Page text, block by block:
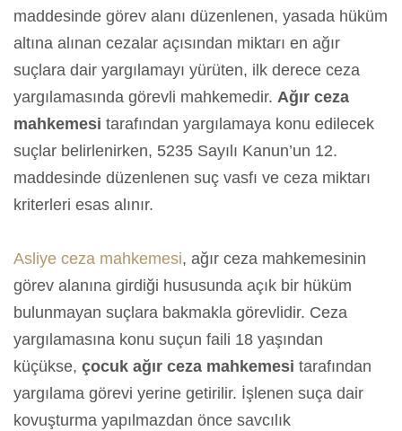
maddesinde görev alanı düzenlenen, yasada hüküm
altına alınan cezalar açısından miktarı en ağır
suçlara dair yargılamayı yürüten, ilk derece ceza
yargılamasında görevli mahkemedir. Ağır ceza
mahkemesi tarafından yargılamaya konu edilecek
suçlar belirlenirken, 5235 Sayılı Kanun’un 12.
maddesinde düzenlenen suç vasfı ve ceza miktarı
kriterleri esas alınır.
Asliye ceza mahkemesi, ağır ceza mahkemesinin
görev alanına girdiği hususunda açık bir hüküm
bulunmayan suçlara bakmakla görevlidir. Ceza
yargılamasına konu suçun faili 18 yaşından
küçükse, çocuk ağır ceza mahkemesi tarafından
yargılama görevi yerine getirilir. İşlenen suça dair
kovuşturma yapılmazdan önce savcılık